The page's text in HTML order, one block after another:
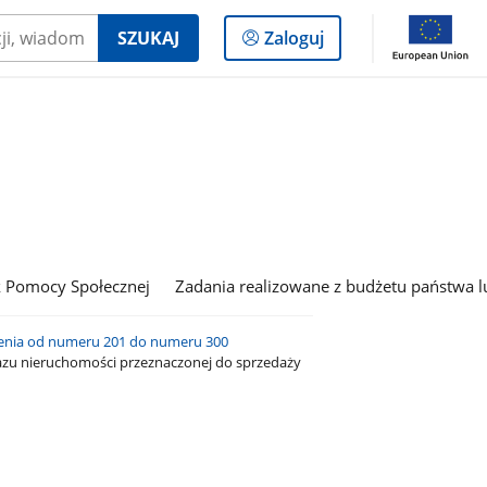
SZUKAJ
Logowanie
do
Zaloguj
Społecznej Zadania realizowane z budżetu państwa
od numeru 201 do numeru 300
nieruchomości przeznaczonej do sprzedaży